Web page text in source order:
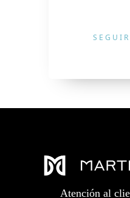
Atención al